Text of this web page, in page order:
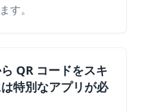
す。
QR コードをスキ
特別なアプリが必